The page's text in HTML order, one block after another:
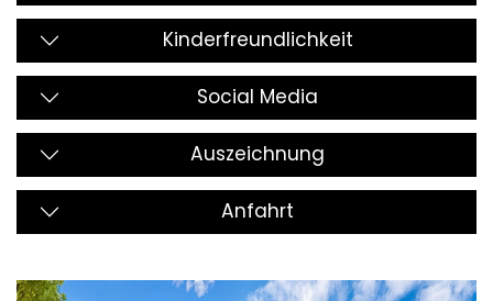
Kinderfreundlichkeit
Social Media
Auszeichnung
Anfahrt